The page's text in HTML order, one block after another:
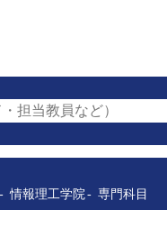
担当教員など）
情報理工学院 専門科目